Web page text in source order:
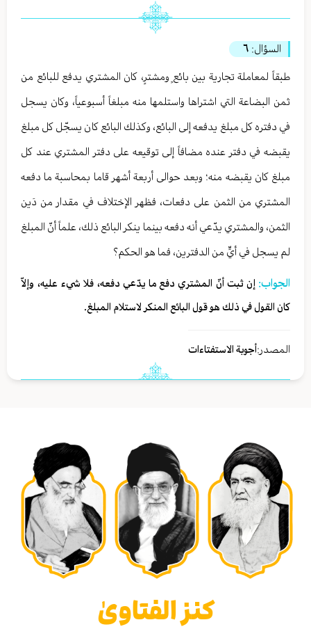
السؤال: ٦
طبقاً لمعاملة تجارية بين بائعٍ ومشترٍ، كان المشتري يدفع للبائع من
ثمن البضاعة التي اشتراها واستلمها منه مبلغاً أسبوعياً، وكان يسجل
في دفتره كل مبلغ يدفعه إلى البائع، وكذلك البائع كان يسجّل كل مبلغ
يقبضه في دفتر عنده مضافاً إلى توقيعه على دفتر المشتري عند كل
مبلغ كان يقبضه منه؛ وبعد حوالى أربعة أشهر قاما بمحاسبة ما دفعه
المشتري من الثمن على دفعات، فظهر الإختلاف في مقدار من دَين
الثمن، والمشتري يدّعي أنه دفعه بينما ينكر البائع ذلك، علماً أنّ المبلغ
لم يسجل في أيٍّ من الدفترين، فما هو الحكم؟
الجواب: إن ثبت أنّ المشتري دفع ما يدّعي دفعه، فلا شيء عليه، وإلاّ
كان القول في ذلك هو قول البائع المنكر لاستلام المبلغ.
المصدر:أجوبة الاستفتاءات
كنز الفتاوىٰ